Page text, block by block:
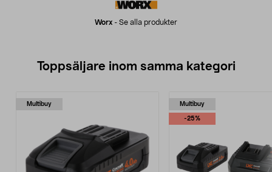
Worx - Se alla produkter
Toppsäljare inom samma kategori
Multibuy Multibuy
-25%